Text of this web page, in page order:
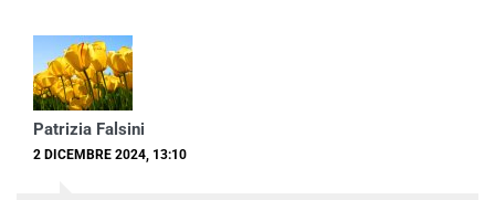
Patrizia Falsini
2 DICEMBRE 2024, 13:10